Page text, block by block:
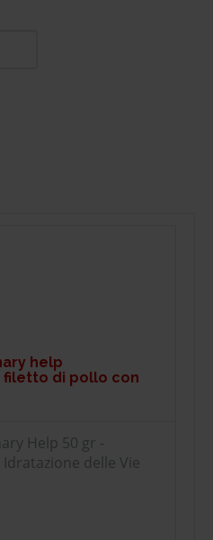
help
di pollo con
Help 50 gr -
delle Vie